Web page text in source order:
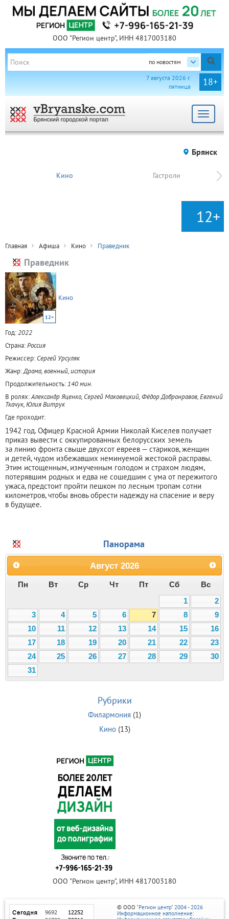
ООО "Регион центр", ИНН 4817003180
по новостям
18+
7 августа 2026 г.
пятница
Toggle
Брянск
Кино Гастроли
12+
Главная Афиша Кино Праведник
Праведник
12+
Кино
Год:2022
Страна:Россия
Режиссер: Сергей Урсуляк
Жанр:Драма, военный, история
Продолжительность: 140 мин.
В ролях:Александр Яценко, Сергей Маковецкий, Фёдор Добронравов, Евгений
Ткачук, Юлия Витрук
Где проходит:
1942 год. Офицер Красной Армии Николай Киселев получает
приказ вывести с оккупированных белорусских земель
за линию фронта свыше двухсот евреев — стариков, женщин
и детей, чудом избежавших неминуемой жестокой расправы.
Этим истощенным, измученным голодом и страхом людям,
потерявшим родных и едва не сошедшим с ума от пережитого
ужаса, предстоит пройти пешком по лесным тропам сотни
километров, чтобы вновь обрести надежду на спасение и веру
в будущее.
Панорама
Август 2026
Пн Вт Ср Чт Пт Сб
Вс
1
2
3
4 5 6 7 8
9
10
11 12 13 14 15
16
17
18 19 20 21 22
23
24
25 26 27 28 29
30
31
Рубрики
Филармония (1)
Кино(13)
ООО "Регион центр", ИНН 4817003180
© ООО "Регион центр" 2004 - 2026
Информационное наполнение: